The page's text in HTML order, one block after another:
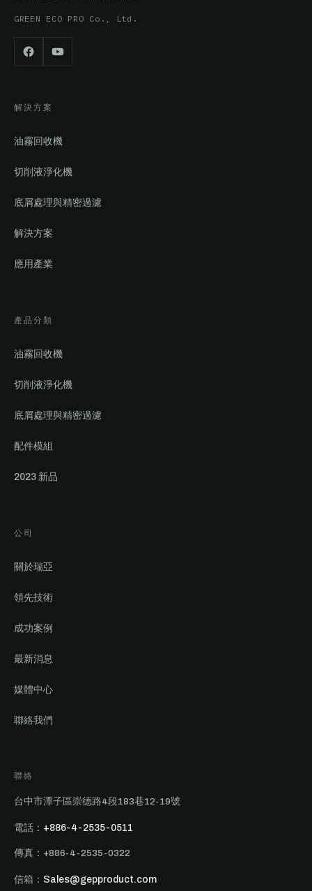
GREEN ECO PRO Co., Ltd.
解決方案
油霧回收機
切削液淨化機
底屑處理與精密過濾
解決方案
應用產業
產品分類
油霧回收機
切削液淨化機
底屑處理與精密過濾
配件模組
2023 新品
公司
關於瑞亞
領先技術
成功案例
最新消息
媒體中心
聯絡我們
聯絡
台中市潭子區崇德路4段183巷12-19號
電話： +886-4-2535-0511
傳真：+886-4-2535-0322
信箱： Sales@gepproduct.com